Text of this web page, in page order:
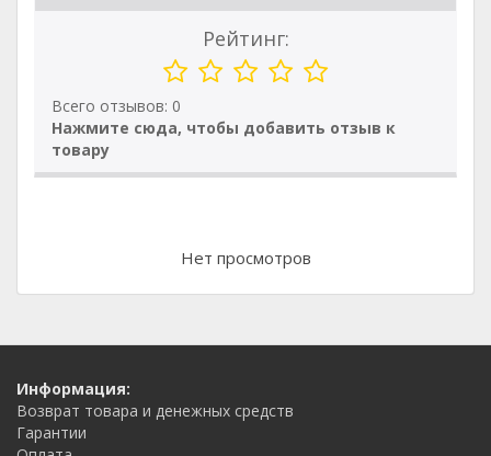
Рейтинг:
Всего отзывов: 0
Нажмите сюда, чтобы добавить отзыв к
товару
Нет просмотров
Информация:
Возврат товара и денежных средств
Гарантии